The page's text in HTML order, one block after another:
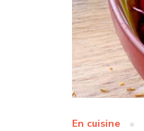
En cuisine